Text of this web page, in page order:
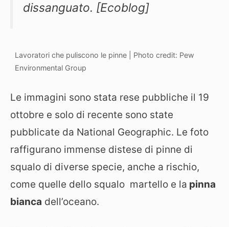
dissanguato. [Ecoblog]
Lavoratori che puliscono le pinne | Photo credit: Pew
Environmental Group
Le immagini sono stata rese pubbliche il 19
ottobre e solo di recente sono state
pubblicate da National Geographic. Le foto
raffigurano immense distese di pinne di
squalo di diverse specie, anche a rischio,
come quelle dello squalo martello e la pinna
bianca dell’oceano.